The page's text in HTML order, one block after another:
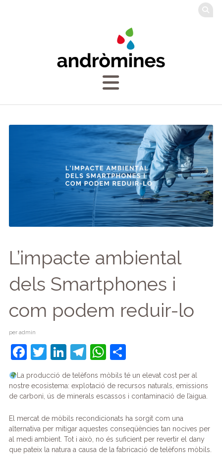
L’impacte ambiental
dels Smartphones i
com podem reduir-lo
per admin
F
c
e
b
o
o
T
w
itt
er
Li
n
k
e
dI
n
T
el
e
gr
a
m
W
h
at
s
A
p
p
o
m
p
ar
te
ix
La producció de telèfons mòbils té un elevat cost per al
nostre ecosistema: explotació de recursos naturals, emissions
de carboni, ús de minerals escassos i contaminació de l’aigua.
El mercat de mòbils recondicionats ha sorgit com una
alternativa per mitigar aquestes conseqüències tan nocives per
al medi ambient. Tot i això, no és suficient per revertir el dany
que pateix la natura a causa de la fabricació de telèfons mòbils.